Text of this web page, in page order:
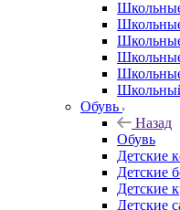
Обувь
Назад
Обувь
Детские
Детские
Детские
Детские